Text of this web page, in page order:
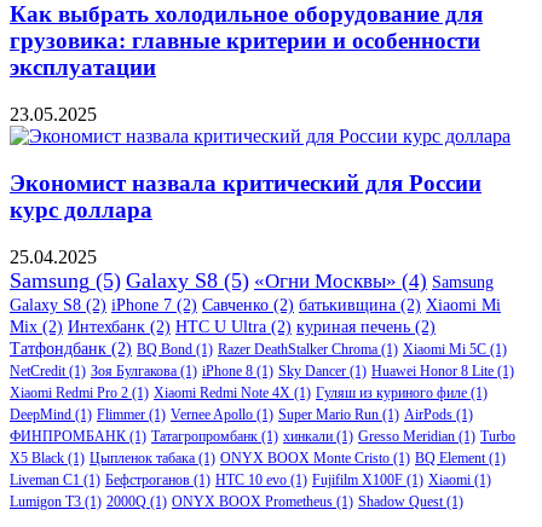
Как выбрать холодильное оборудование для
грузовика: главные критерии и особенности
эксплуатации
23.05.2025
Экономист назвала критический для России
курс доллара
25.04.2025
Samsung (5) Galaxy S8 (5) «Огни Москвы» (4) Samsung
Galaxy S8 (2) iPhone 7 (2) Савченко (2) батькивщина (2) Xiaomi Mi
Mix (2) Интехбанк (2) HTC U Ultra (2) куриная печень (2)
Татфондбанк (2) BQ Bond (1) Razer DeathStalker Chroma (1) Xiaomi Mi 5C (1)
NetCredit (1) Зоя Булгакова (1) iPhone 8 (1) Sky Dancer (1) Huawei Honor 8 Lite (1)
Xiaomi Redmi Pro 2 (1) Xiaomi Redmi Note 4X (1) Гуляш из куриного филе (1)
DeepMind (1) Flimmer (1) Vernee Apollo (1) Super Mario Run (1) AirPods (1)
ФИНПРОМБАНК (1) Татагропромбанк (1) хинкали (1) Gresso Meridian (1) Turbo
X5 Black (1) Цыпленок табака (1) ONYX BOOX Monte Cristo (1) BQ Element (1)
Liveman C1 (1) Бефстроганов (1) HTC 10 evo (1) Fujifilm X100F (1) Xiaomi (1)
Lumigon T3 (1) 2000Q (1) ONYX BOOX Prometheus (1) Shadow Quest (1)